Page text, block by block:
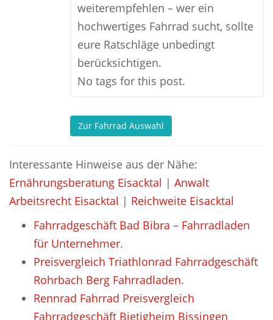
weiterempfehlen – wer ein
hochwertiges Fahrrad sucht, sollte
eure Ratschläge unbedingt
berücksichtigen.
No tags for this post.
Zur Fahrrad Auswahl
Interessante Hinweise aus der Nähe:
Ernährungsberatung Eisacktal | Anwalt
Arbeitsrecht Eisacktal | Reichweite Eisacktal
Fahrradgeschäft Bad Bibra – Fahrradladen
für Unternehmer.
Preisvergleich Triathlonrad Fahrradgeschäft
Rohrbach Berg Fahrradladen.
Rennrad Fahrrad Preisvergleich
Fahrradgeschäft Bietigheim Bissingen